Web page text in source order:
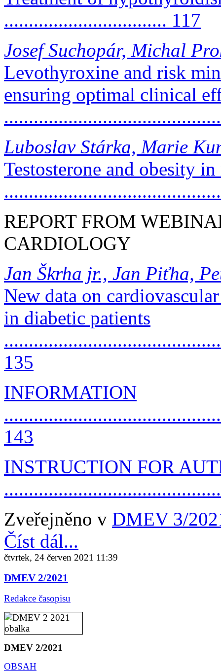
................................. 117
Josef Suchopár, Michal
Levothyroxine and risk
ensuring optimal clinical
Luboslav Stárka, Marie
Testosterone and obesity in
REPORT FROM
CARDIOLOGY
Jan Škrha jr., Jan Piťha,
New data on
in diabetic patients
135
INFORMATION
143
INSTRUCTION FOR
Zveřejněno v DMEV 3/
Číst dál...
čtvrtek, 24 červen 2021 11:39
DMEV 2/2021
Redakce časopisu
DMEV 2/2021
OBSAH